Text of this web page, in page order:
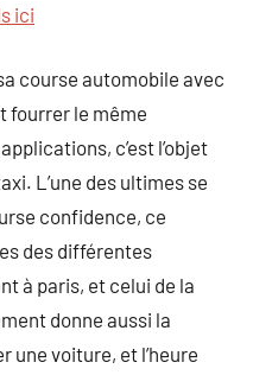
ici
course automobile avec
fourrer le même
c’est l’objet
L’une des ultimes se
confidence, ce
des différentes
à paris, et celui de la
donne aussi la
une voiture, et l’heure